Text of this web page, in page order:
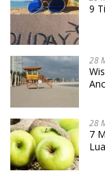
9
28
28
7